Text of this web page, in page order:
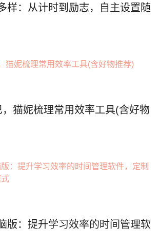
样：从计时到励志，自主设置随
猫妮梳理常用效率工具(含好物
版：提升学习效率的时间管理软